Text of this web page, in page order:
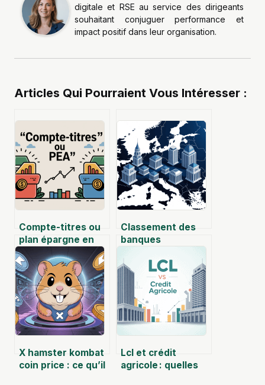
digitale et RSE au service des dirigeants
souhaitant conjuguer performance et
impact positif dans leur organisation.
Articles Qui Pourraient Vous Intéresser :
Compte-titres ou
plan épargne en
actions : que
choisir pour
investir en bourse
?
Classement des
banques
comprendre les
leaders et les
enjeux en 2025
X hamster kombat
coin price : ce qu’il
Lcl et crédit
agricole : quelles